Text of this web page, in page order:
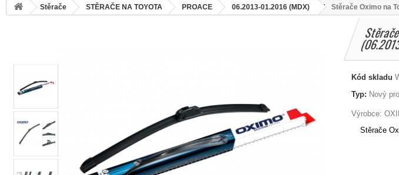
Stěrače STĚRAČE NA TOYOTA PROACE 06.2013-01.2016 (MDX) Stěrače Oximo na
Kód skladu
Typ: Nový
Výrobce:
Stěrače